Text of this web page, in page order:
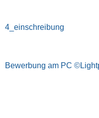
4_einschreibung
Bewerbung am PC